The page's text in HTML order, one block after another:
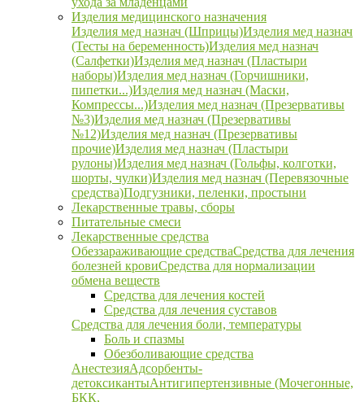
Изделия медицинского назначения
Изделия мед назнач (Шприцы)Изделия мед назнач
(Тесты на беременность)Изделия мед назнач
(Салфетки)Изделия мед назнач (Пластыри
наборы)Изделия мед назнач (Горчишники,
пипетки...)Изделия мед назнач (Маски,
Компрессы...)Изделия мед назнач (Презервативы
№3)Изделия мед назнач (Презервативы
№12)Изделия мед назнач (Презервативы
прочие)Изделия мед назнач (Пластыри
рулоны)Изделия мед назнач (Гольфы, колготки,
шорты, чулки)Изделия мед назнач (Перевязочные
средства)Подгузники, пеленки, простыни
Лекарственные травы, сборы
Питательные смеси
Лекарственные средства
Обеззараживающие средстваСредства для лечения
болезней кровиСредства для нормализации
обмена веществ
Средства для лечения костей
Средства для лечения суставов
Средства для лечения боли, температуры
Боль и спазмы
Обезболивающие средства
АнестезияАдсорбенты-
детоксикантыАнтигипертензивные (Мочегонные,
БКК,